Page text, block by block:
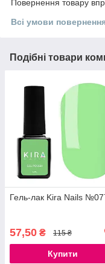
Повернення товару
Всі умови повернення
Подібні товари
Гель-лак Kira Nails
57,50 ₴ 115 ₴
Купити